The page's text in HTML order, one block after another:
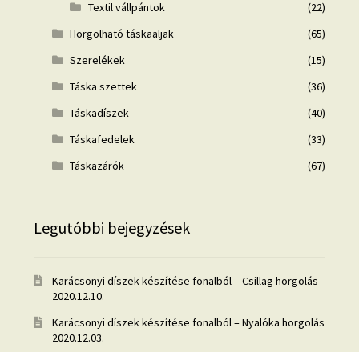
Textil vállpántok
(22)
Horgolható táskaaljak
(65)
Szerelékek
(15)
Táska szettek
(36)
Táskadíszek
(40)
Táskafedelek
(33)
Táskazárók
(67)
Legutóbbi bejegyzések
Karácsonyi díszek készítése fonalból – Csillag horgolás
2020.12.10.
Karácsonyi díszek készítése fonalból – Nyalóka horgolás
2020.12.03.